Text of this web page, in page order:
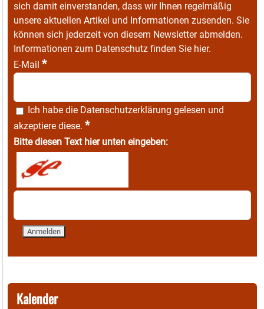
sich damit einverstanden, dass wir Ihnen regelmäßig
unsere aktuellen Artikel und Informationen zusenden. Sie
können sich jederzeit von diesem Newsletter abmelden.
Informationen zum Datenschutz finden Sie hier.
E-Mail *
Ich habe die Datenschutzerklärung gelesen und
akzeptiere diese. *
Bitte diesen Text hier unten eingeben:
Kalender